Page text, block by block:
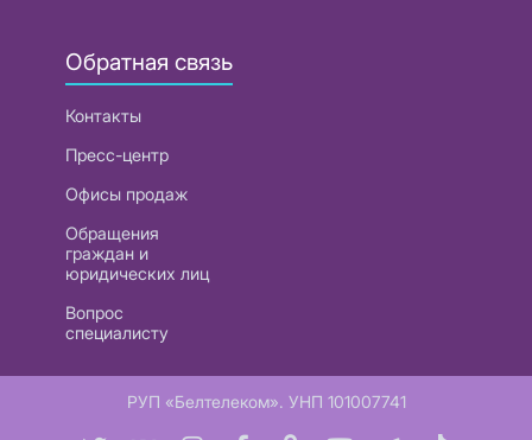
Обратная связь
Контакты
Пресс-центр
Офисы продаж
Обращения
граждан и
юридических лиц
Вопрос
специалисту
РУП «Белтелеком». УНП 101007741